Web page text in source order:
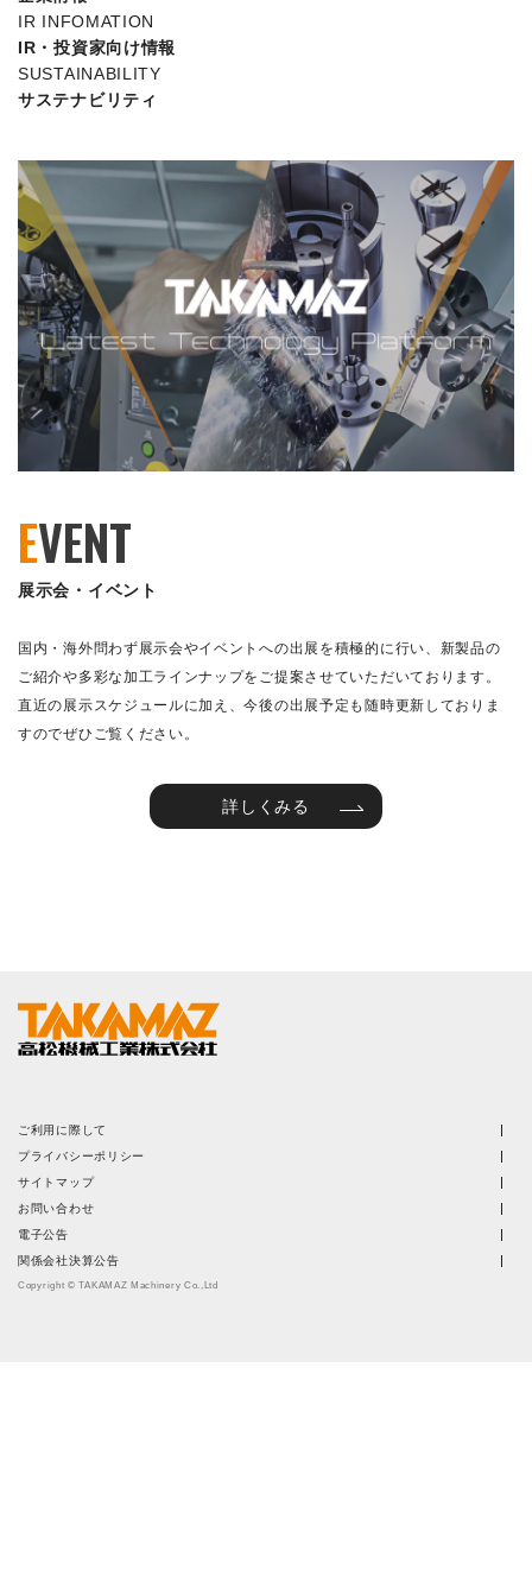
IR INFOMATION
IR・投資家向け情報
SUSTAINABILITY
サステナビリティ
EVENT
展示会・イベント
国内・海外問わず展示会やイベントへの出展を積極的に行い、新製品の
ご紹介や多彩な加工ラインナップをご提案させていただいております。
直近の展示スケジュールに加え、今後の出展予定も随時更新しておりま
すのでぜひご覧ください。
詳しくみる
ご利用に際して
プライバシーポリシー
サイトマップ
お問い合わせ
電子公告
関係会社決算公告
Copyright © TAKAMAZ Machinery Co.,Ltd